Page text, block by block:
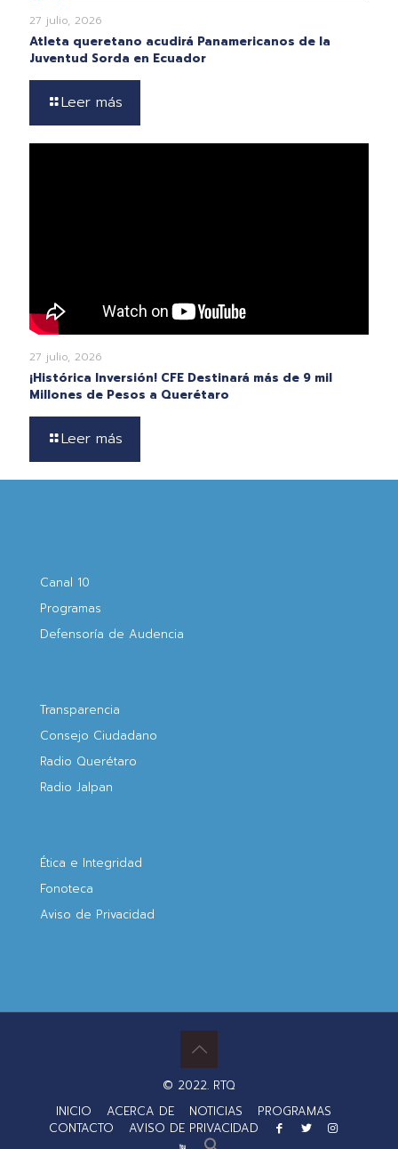
27 julio, 2026
Atleta queretano acudirá Panamericanos de la
Juventud Sorda en Ecuador
Leer más
27 julio, 2026
¡Histórica Inversión! CFE Destinará más de 9 mil
Millones de Pesos a Querétaro
Leer más
Canal 10
Programas
Defensoría de Audencia
Transparencia
Consejo Ciudadano
Radio Querétaro
Radio Jalpan
Ética e Integridad
Fonoteca
Aviso de Privacidad
© 2022. RTQ
INICIO
ACERCA DE NOTICIAS
PROGRAMAS
CONTACTO
AVISO DE PRIVACIDAD